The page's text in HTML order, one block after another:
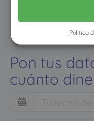
Política
Pon tus
cuánto